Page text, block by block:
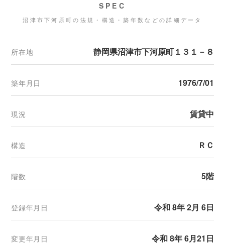
SPEC
沼津市下河原町の法規・構造・築年数などの詳細データ
所在地 静岡県沼津市下河原町１３１－８
築年月日 1976/7/01
現況 賃貸中
構造 ＲＣ
階数 5階
登録年月日 令和 8年 2月 6日
変更年月日 令和 8年 6月21日